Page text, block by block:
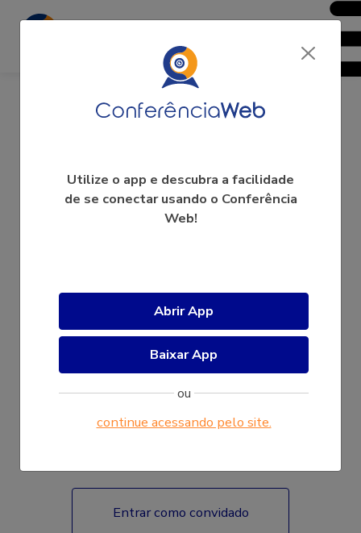
Patricia Martins de Freitas
A videoconferência ainda não começou.
Entrar como convidado
Utilize o app e descubra a facilidade
de se conectar usando o Conferência
Web!
Abrir App
Baixar App
ou
continue acessando pelo site.